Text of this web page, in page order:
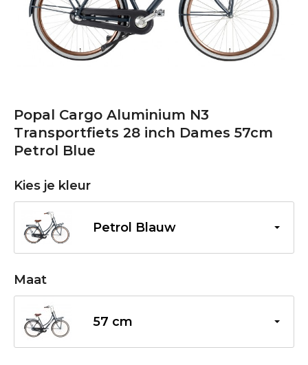
Popal Cargo Aluminium N3
Transportfiets 28 inch Dames 57cm
Petrol Blue
Kies je kleur
Petrol Blauw
Maat
57 cm